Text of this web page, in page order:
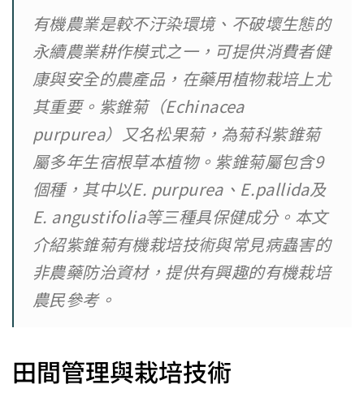
有機農業是較不汙染環境、不破壞生態的
永續農業耕作模式之一，可提供消費者健
康與安全的農產品，在藥用植物栽培上尤
其重要。紫錐菊（Echinacea
purpurea）又名松果菊，為菊科紫錐菊
屬多年生宿根草本植物。紫錐菊屬包含9
個種，其中以E. purpurea、E.pallida及
E. angustifolia等三種具保健成分。本文
介紹紫錐菊有機栽培技術與常見病蟲害的
非農藥防治資材，提供有興趣的有機栽培
農民參考。
田間管理與栽培技術